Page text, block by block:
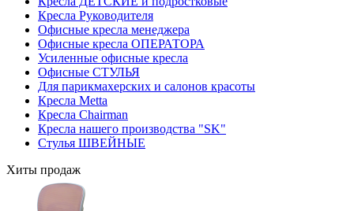
Кресла Руководителя
Офисные кресла менеджера
Офисные кресла ОПЕРАТОРА
Усиленные офисные кресла
Офисные СТУЛЬЯ
Для парикмахерских и салонов красоты
Кресла Metta
Кресла Chairman
Кресла нашего производства "SK"
Стулья ШВЕЙНЫЕ
Хиты продаж